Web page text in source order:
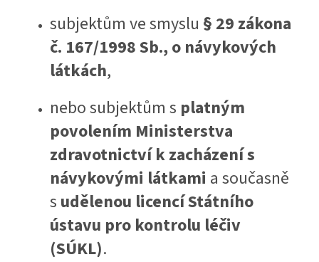
subjektům ve smyslu § 29 zákona
č. 167/1998 Sb., o návykových
látkách,
nebo subjektům s platným
povolením Ministerstva
zdravotnictví k zacházení s
návykovými látkami a současně
s udělenou licencí Státního
ústavu pro kontrolu léčiv
(SÚKL).